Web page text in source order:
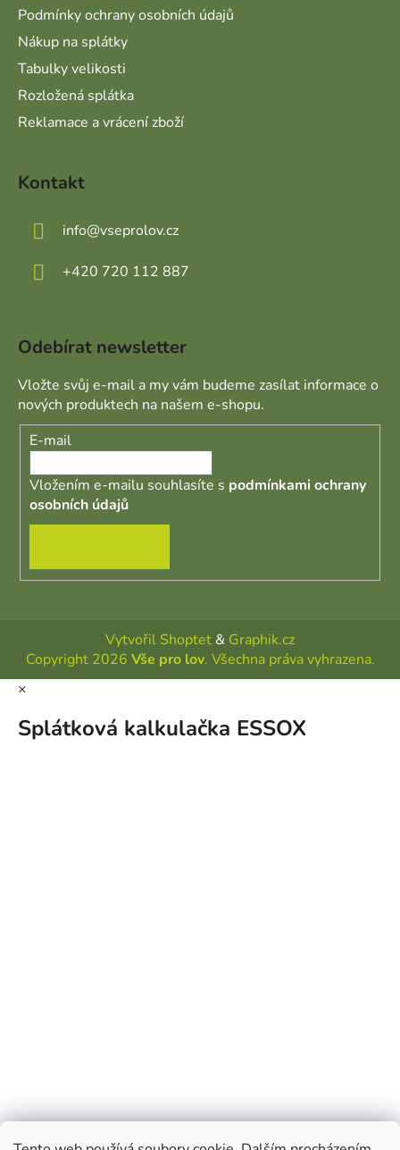
Podmínky ochrany osobních údajů
Nákup na splátky
Tabulky velikosti
Rozložená splátka
Reklamace a vrácení zboží
Kontakt
info@vseprolov.cz
+420 720 112 887
Odebírat newsletter
Vložte svůj e-mail a my vám budeme zasílat informace o
nových produktech na našem e-shopu.
E-mail
Vložením e-mailu souhlasíte s podmínkami ochrany
osobních údajů
Vytvořil Shoptet & Graphik.cz
Copyright 2026 Vše pro lov. Všechna práva vyhrazena.
×
Splátková kalkulačka ESSOX